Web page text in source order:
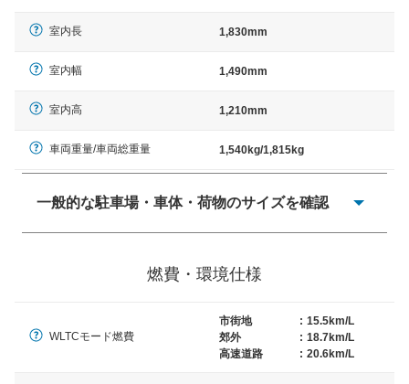
室内長 1,830mm
室内幅 1,490mm
室内高 1,210mm
車両重量/車両総重量 1,540kg/1,815kg
一般的な駐車場・車体・荷物のサイズを確認
× 長さ 5,000mm 車路幅 5,000mmというサイズが標準値
燃費・環境仕様
WLTCモード燃費
市街地 : 15.5km/L
郊外
: 18.7km/L
高速道路
: 20.6km/L